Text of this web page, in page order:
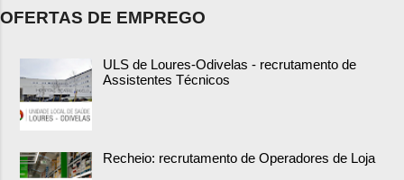
OFERTAS DE EMPREGO
ULS de Loures-Odivelas - recrutamento de
Assistentes Técnicos
Recheio: recrutamento de Operadores de Loja